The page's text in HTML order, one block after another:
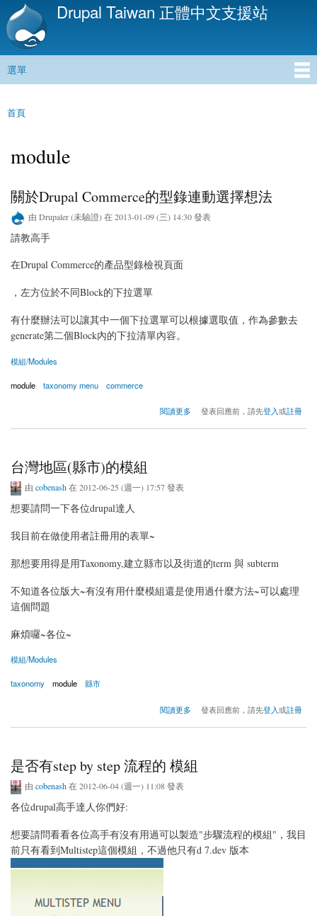
移
內
Drupal Taiwan 正體中文支援站
主選單
選單
您在這裡
首頁
module
關於Drupal Commerce的型錄連動選擇想法
由 Drupaler (未驗證)在 2013-01-09 (三) 14:30 發表
請教高手
在Drupal Commerce的產品型錄檢視頁面
，左方位於不同Block的下拉選單
有什麼辦法可以讓其中一個下拉選單可以根據選取值，作為參數去
generate第二個Block內的下拉清單內容。
模組/Modules
module taxonomy menu commerce
閱讀更多
關於關於Drupal Commerce的型錄連動選擇想法 發表回應前，請先登入或註冊
台灣地區(縣市)的模組
由 cobenash在 2012-06-25 (週一) 17:57 發表
想要請問一下各位drupal達人
我目前在做使用者註冊用的表單~
那想要用得是用Taxonomy,建立縣市以及街道的term 與 subterm
不知道各位版大~有沒有用什麼模組還是使用過什麼方法~可以處理
這個問題
麻煩囉~各位~
模組/Modules
taxonomy module 縣市
閱讀更多 發表回應前，請先登入或註冊
是否有step by step 流程的 模組
由 cobenash在 2012-06-04 (週一) 11:08 發表
各位drupal高手達人你們好:
想要請問看看各位高手有沒有用過可以製造"步驟流程的模組"，我目
前只有看到Multistep這個模組，不過他只有d 7.dev 版本